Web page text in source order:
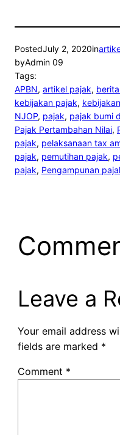
PostedJuly 2, 2020in
byAdmin 09
Tags:
APBN, artikel pajak,
kebijakan pajak,
NJOP, pajak, pajak bumi
Pajak Pertambahan Nilai,
pajak, pelaksanaan tax
pajak, pemutihan pajak,
pajak, Pengampunan
Leave a
Your email address
fields are marked *
Comment *